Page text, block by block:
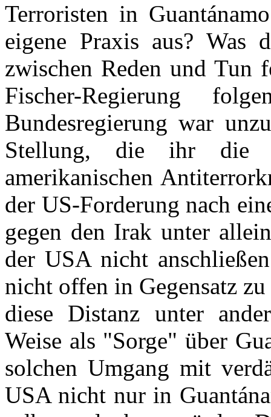
Terroristen in
eigene Praxis aus? Was
zwischen Reden und Tun
Fischer-Regierung
Bundesregierung war
Stellung, die ihr die
amerikanischen
der US-Forderung nach
gegen den Irak unter
der USA nicht
nicht offen in Gegensatz
diese Distanz unter
Weise als "Sorge" über
solchen Umgang mit
USA nicht nur in